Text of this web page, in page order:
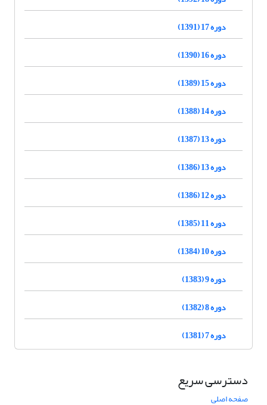
دوره 17 (1391)
دوره 16 (1390)
دوره 15 (1389)
دوره 14 (1388)
دوره 13 (1387)
دوره 13 (1386)
دوره 12 (1386)
دوره 11 (1385)
دوره 10 (1384)
دوره 9 (1383)
دوره 8 (1382)
دوره 7 (1381)
دسترسی سریع
صفحه اصلی